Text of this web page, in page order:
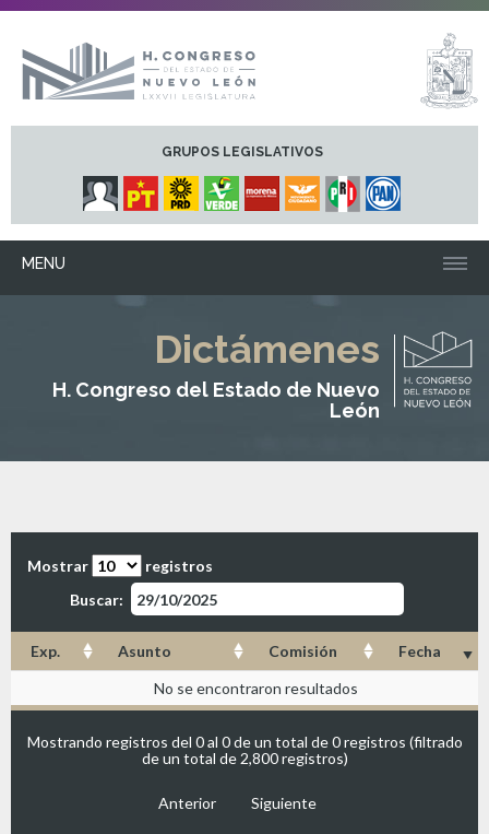
GRUPOS LEGISLATIVOS
MENU
Dictámenes
H. Congreso del Estado de Nuevo
León
Mostrar
registros
Buscar:
Exp. Asunto Comisión
Fecha
No se encontraron resultados
Mostrando registros del 0 al 0 de un total de 0 registros (filtrado
de un total de 2,800 registros)
Anterior Siguiente